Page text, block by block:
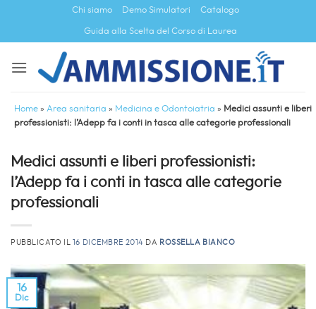
contenuti
Chi siamo Demo Simulatori Catalogo
Guida alla Scelta del Corso di Laurea
Home » Area sanitaria » Medicina e Odontoiatria » Medici assunti e liberi
professionisti: l’Adepp fa i conti in tasca alle categorie professionali
Medici assunti e liberi professionisti:
l’Adepp fa i conti in tasca alle categorie
professionali
PUBBLICATO IL 16 DICEMBRE 2014 DA ROSSELLA BIANCO
16
Dic